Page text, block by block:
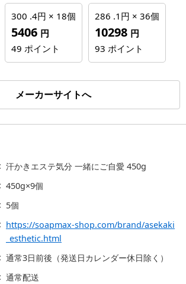
300 .4円 × 18個
5406 円
49 ポイント
286 .1円 × 36個
10298 円
93 ポイント
メーカーサイトへ
汗かきエステ気分 一緒にご自愛 450g
450g×9個
5個
https://soapmax-shop.com/brand/asekaki
_esthetic.html
通常3日前後（発送日カレンダー休日除く）
通常配送